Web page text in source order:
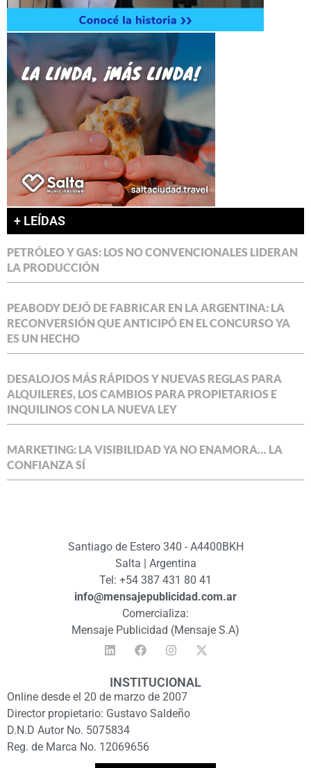
+ LEÍDAS
PETRÓLEO Y GAS: LOS NO CONVENCIONALES LIDERAN
LA PRODUCCIÓN
PEABODY DEJÓ DE FABRICAR EN LA ARGENTINA: LA
RECONVERSIÓN QUE ANTICIPÓ EN EL CONCURSO YA
ES UN HECHO
DESALOJOS MÁS RÁPIDOS Y NUEVAS REGLAS PARA
ALQUILERES, LOS CAMBIOS PARA PROPIETARIOS E
INQUILINOS CON LA NUEVA LEY
MARKETING: LA VISIBILIDAD YA NO ENAMORA… LA
CONFIANZA SÍ
Santiago de Estero 340 - A4400BKH
Salta | Argentina
Tel: +54 387 431 80 41
info@mensajepublicidad.com.ar
Comercializa:
Mensaje Publicidad (Mensaje S.A)
INSTITUCIONAL
Online desde el 20 de marzo de 2007
Director propietario: Gustavo Saldeño
D.N.D Autor No. 5075834
Reg. de Marca No. 12069656